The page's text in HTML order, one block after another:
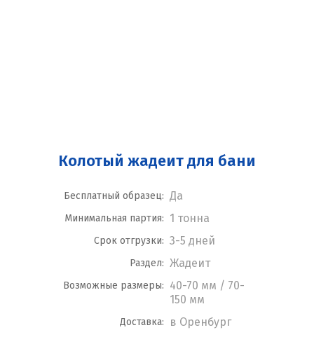
Колотый жадеит для бани
Бесплатный образец: Да
Минимальная партия: 1 тонна
Срок отгрузки: 3-5 дней
Раздел: Жадеит
Возможные размеры: 40-70 мм / 70-
150 мм
Доставка: в Оренбург